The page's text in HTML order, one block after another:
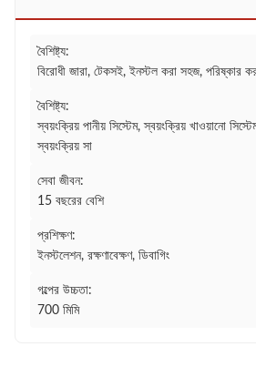
বৈশিষ্ট্য:
বিরোধী জারা, টেকসই, ইনস্টল করা সহজ, পরিষ্কার
বৈশিষ্ট্য:
স্বয়ংক্রিয় পানীয় সিস্টেম, স্বয়ংক্রিয় খাওয়ানো
স্বয়ংক্রিয় সা
সেবা জীবন:
15 বছরের বেশি
প্রশিক্ষণ:
ইনস্টলেশন, রক্ষণাবেক্ষণ, ডিবাগিং
গল্পের উচ্চতা:
700 মিমি